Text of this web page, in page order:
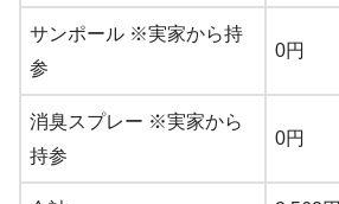
サンポール ※実家から持
参
0円
消臭スプレー ※実家から
持参
0円